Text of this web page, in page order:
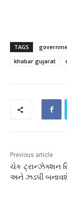
TAGS
khabar gujarat
Previous article
ચેક ટ્રાન્ઝેક્શન
અને ઝડપી